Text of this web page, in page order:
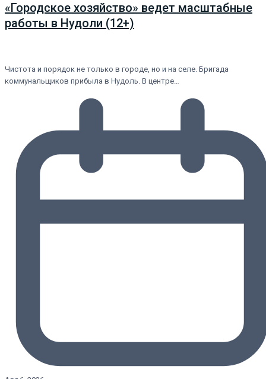
«Городское хозяйство» ведет масштабные
работы в Нудоли (12+)
Чистота и порядок не только в городе, но и на селе. Бригада
коммунальщиков прибыла в Нудоль. В центре…